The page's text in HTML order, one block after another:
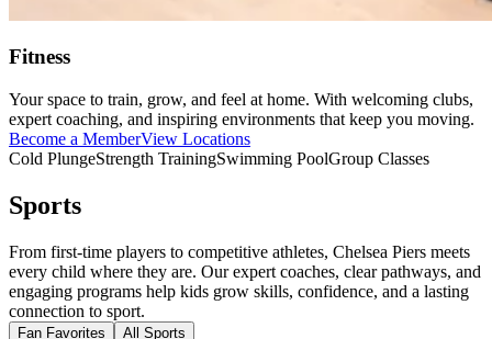
Fitness​​​​‌ ‍ ​‍​‍‌‍ ‌ ​‍‌‍‍‌‌‍‌ ‌‍‍‌‌‍ ‍​‍​‍​ ‍‍​‍​‍‌ ​ ‌‍​‌‌‍ ‍‌‍‍‌‌ ‌​‌ ‍‌​‍ ‍‌‍‍‌‌‍ ​‍​‍​‍ ​​‍​‍‌‍‍​‌ ​‍‌‍‌‌‌‍‌‍​‍​‍​ ‍‍​‍​‍‌‍‍​‌ ‌​‌ ‌​‌ ​​‌ ​ ​ ‍‍​‍ ​‍ ‌‍​ ‌‍‍​‌‍‌‌‌‍ ​‌ ​ ‌‍‌‌‌‍​‌‌ ​​‌‍‍‌‌‍‌‌‌ ​‍‌ ​ ​‍ ‍‌ ​ ‌‍​‌‌‍ ‍‌‍‍‌‌ ‌​‌ ‍‌​‍ ‍‌ ​ ‌ ‌​‌ ‌‌‌‍‌​‌‍‍‌‌‍ ​‍ ‌‍‍‌‌‍ ‍‌ ‌​‌‍‌‌‌‍ ‍‌ ‌​​‍ ‌‍‌‌‌‍‌​‌‍‍‌‌ ‌​​‍ ‌‍ ‌‌‍ ‌‍‌​‌‍‌‌​ ‌‌ ​​‌ ​‍‌‍‌‌‌ ​ ‌‍‌‌‌‍ ‍‌ ‌​‌‍​‌‌ ‌​‌‍‍‌‌‍ ‌‍ ‍​ ‍ ‌‍‍‌‌‍‌​​ ‌‌‍‍​‌‍ ‌‍ ‌‌‍‌‌‌‌​​‌‍​‌‌‍‌ ‌‍‌‌​ ‍ ‌ ‌​‌ ‍‌‌ ​​‌‍‌‌​ ‌‌‍‍​‌‍ ‌‍ ‌‌‍‌‌‌‌​​‌‍​‌‌‍‌ ‌‍‌‌​ ‍ ‌ ​​‌‍​‌‌ ‌​‌‍‍​​ ‌‌ ​​‌‍​‌‌‍‌ ‌‍‌‌‌​​‍‌ ‌‌‌‍‍‌‌‍ ​‌‍‌​‌‍‌‌‌ ​‍​‍‌‌​ ‌‌‌​​‍‌‌ ‌‍‍ ‌‍‌‌‌ ‍‌​‍‌‌​ ​ ‌​‌​​‍‌‌​ ​ ‌​‌​​‍‌‌​ ​‍​ ​‍‌‍‌‍‌‍‌​​ ​ ​ ‍‌‌‍‌​‌‍‌​​ ​‌‌‍​‍‌‍​ ​ ‌‍‌‍‌‍​ ​ ​‍‌‌​ ​‍​ ​‍​‍‌‌​ ‌‌‌​‌​​‍ ‍‌ ‌​‌‍‍‌‌ ‌​‌‍ ​‌‍‌‌​ ‌‍​‍‌‍​‌‌ ​ ‌‍‌‌‌‌‌‌‌ ​‍‌‍ ​​ ‌‌‍‍​‌ ‌​‌ ‌​‌ ​​‌ ​ ​‍‌‌​ ​ ‌​​‌​‍‌‌​ ​‍‌​‌‍​‍‌‌​ ​‍‌​‌‍‌‍​ ‌‍‍​‌‍‌‌‌‍ ​‌ ​ ‌‍‌‌‌‍​‌‌ ​​‌‍‍‌‌‍‌‌‌ ​‍‌ ​ ​‍ ‍‌ ​ ‌‍​‌‌‍ ‍‌‍‍‌‌ ‌​‌ ‍‌​‍ ‍‌ ​ ‌ ‌​‌ ‌‌‌‍‌​‌‍‍‌‌‍ ​‍‌‍‌‍‍‌‌‍‌​​ ‌‌‍‍​‌‍ ‌‍ ‌‌‍‌‌‌‌​​‌‍​‌‌‍‌ ‌‍‌‌​‍‌‍‌ ‌​‌ ‍‌‌ ​​‌‍‌‌​ ‌‌‍‍​‌‍ ‌‍ ‌‌‍‌‌‌‌​​‌‍​‌‌‍‌ ‌‍‌‌​‍‌‍‌ ​​‌‍​‌‌ ‌​‌‍‍​​ ‌‌ ​​‌‍​‌‌‍‌ ‌‍‌‌‌​​‍‌ ‌‌‌‍‍‌‌‍ ​‌‍‌​‌‍‌‌‌ ​‍​‍‌‌​ ‌‌‌​​‍‌‌ ‌‍‍ ‌‍‌‌‌ ‍‌​‍‌‌​ ​ ‌​‌​​‍‌‌​ ​ ‌​‌​​‍‌‌​ ​‍​ ​‍‌‍‌‍‌‍‌​​ ​ ​ ‍‌‌‍‌​‌‍‌​​ ​‌‌‍​‍‌‍​ ​ ‌‍‌‍‌‍​ ​ ​‍‌‌​ ​‍​ ​‍​‍‌‌​ ‌‌‌​‌​​‍ ‍‌ ‌​‌‍‍‌‌ ‌​‌‍ ​‌‍‌‌​‍‌‍‌ ​​‌‍‌‌‌ ​‍‌ ​ ‌ ​​‌‍‌‌‌‍​ ‌ ‌​‌‍‍‌‌ ‌‍‌‍‌‌​ ‌‌ ​​‌ ‌‌‌‍​‍‌‍ ​‌‍‍‌‌ ​ ‌‍‍​‌‍‌‌‌‍‌​​‍​‍‌ ‌
Your space to train, grow, and feel at home. With welcoming clubs,
expert coaching, and inspiring environments that keep you moving.​​​​‌ ‍ ​‍​‍‌‍ ‌ ​‍‌‍‍‌‌‍‌ ‌‍‍‌‌‍ ‍​‍​‍​ ‍‍​‍​‍‌ ​ ‌‍​‌‌‍ ‍‌‍‍‌‌ ‌​‌ ‍‌​‍ ‍‌‍‍‌‌‍ ​‍​‍​‍ ​​‍​‍‌‍‍​‌ ​‍‌‍‌‌‌‍‌‍​‍​‍​ ‍‍​‍​‍‌‍‍​‌ ‌​‌ ‌​‌ ​​‌ ​ ​ ‍‍​‍ ​‍ ‌‍​ ‌‍‍​‌‍‌‌‌‍ ​‌ ​ ‌‍‌‌‌‍​‌‌ ​​‌‍‍‌‌‍‌‌‌ ​‍‌ ​ ​‍ ‍‌ ​ ‌‍​‌‌‍ ‍‌‍‍‌‌ ‌​‌ ‍‌​‍ ‍‌ ​ ‌ ‌​‌ ‌‌‌‍‌​‌‍‍‌‌‍ ​‍ ‌‍‍‌‌‍ ‍‌ ‌​‌‍‌‌‌‍ ‍‌ ‌​​‍ ‌‍‌‌‌‍‌​‌‍‍‌‌ ‌​​‍ ‌‍ ‌‌‍ ‌‍‌​‌‍‌‌​ ‌‌ ​​‌ ​‍‌‍‌‌‌ ​ ‌‍‌‌‌‍ ‍‌ ‌​‌‍​‌‌ ‌​‌‍‍‌‌‍ ‌‍ ‍​ ‍ ‌‍‍‌‌‍‌​​ ‌‌‍‍​‌‍ ‌‍ ‌‌‍‌‌‌‌​​‌‍​‌‌‍‌ ‌‍‌‌​ ‍ ‌ ‌​‌ ‍‌‌ ​​‌‍‌‌​ ‌‌‍‍​‌‍ ‌‍ ‌‌‍‌‌‌‌​​‌‍​‌‌‍‌ ‌‍‌‌​ ‍ ‌ ​​‌‍​‌‌ ‌​‌‍‍​​ ‌‌ ​​‌‍​‌‌‍‌ ‌‍‌‌‌​​‍‌ ‌‌‌‍‍‌‌‍ ​‌‍‌​‌‍‌‌‌ ​‍​‍‌‌​ ‌‌‌​​‍‌‌ ‌‍‍ ‌‍‌‌‌ ‍‌​‍‌‌​ ​ ‌​‌​​‍‌‌​ ​ ‌​‌​​‍‌‌​ ​‍​ ​‍‌‍‌‍‌‍‌​​ ​ ​ ‍‌‌‍‌​‌‍‌​​ ​‌‌‍​‍‌‍​ ​ ‌‍‌‍‌‍​ ​ ​‍‌‌​ ​‍​ ​‍​‍‌‌​ ‌‌‌​‌​​‍ ‍‌‍‌​‌‍‌‌‌ ​ ‌‍​ ‌ ​‍‌‍‍‌‌ ​​‌ ‌​‌‍‍‌‌‍ ‌‍ ‍​ ‌‍​‍‌‍​‌‌ ​ ‌‍‌‌‌‌‌‌‌ ​‍‌‍ ​​ ‌‌‍‍​‌ ‌​‌ ‌​‌ ​​‌ ​ ​‍‌‌​ ​ ‌​​‌​‍‌‌​ ​‍‌​‌‍​‍‌‌​ ​‍‌​‌‍‌‍​ ‌‍‍​‌‍‌‌‌‍ ​‌ ​ ‌‍‌‌‌‍​‌‌ ​​‌‍‍‌‌‍‌‌‌ ​‍‌ ​ ​‍ ‍‌ ​ ‌‍​‌‌‍ ‍‌‍‍‌‌ ‌​‌ ‍‌​‍ ‍‌ ​ ‌ ‌​‌ ‌‌‌‍‌​‌‍‍‌‌‍ ​‍‌‍‌‍‍‌‌‍‌​​ ‌‌‍‍​‌‍ ‌‍ ‌‌‍‌‌‌‌​​‌‍​‌‌‍‌ ‌‍‌‌​‍‌‍‌ ‌​‌ ‍‌‌ ​​‌‍‌‌​ ‌‌‍‍​‌‍ ‌‍ ‌‌‍‌‌‌‌​​‌‍​‌‌‍‌ ‌‍‌‌​‍‌‍‌ ​​‌‍​‌‌ ‌​‌‍‍​​ ‌‌ ​​‌‍​‌‌‍‌ ‌‍‌‌‌​​‍‌ ‌‌‌‍‍‌‌‍ ​‌‍‌​‌‍‌‌‌ ​‍​‍‌‌​ ‌‌‌​​‍‌‌ ‌‍‍ ‌‍‌‌‌ ‍‌​‍‌‌​ ​ ‌​‌​​‍‌‌​ ​ ‌​‌​​‍‌‌​ ​‍​ ​‍‌‍‌‍‌‍‌​​ ​ ​ ‍‌‌‍‌​‌‍‌​​ ​‌‌‍​‍‌‍​ ​ ‌‍‌‍‌‍​ ​ ​‍‌‌​ ​‍​ ​‍​‍‌‌​ ‌‌‌​‌​​‍ ‍‌‍‌​‌‍‌‌‌ ​ ‌‍​ ‌ ​‍‌‍‍‌‌ ​​‌ ‌​‌‍‍‌‌‍ ‌‍ ‍​‍‌‍‌ ​​‌‍‌‌‌ ​‍‌ ​ ‌ ​​‌‍‌‌‌‍​ ‌ ‌​‌‍‍‌‌ ‌‍‌‍‌‌​ ‌‌ ​​‌ ‌‌‌‍​‍‌‍ ​‌‍‍‌‌ ​ ‌‍‍​‌‍‌‌‌‍‌​​‍​‍‌ ‌
Become a Member​​​​‌ ‍ ​‍​‍‌‍ ‌ ​‍‌‍‍‌‌‍‌ ‌‍‍‌‌‍ ‍​‍​‍​ ‍‍​‍​‍‌ ​ ‌‍​‌‌‍ ‍‌‍‍‌‌ ‌​‌ ‍‌​‍ ‍‌‍‍‌‌‍ ​‍​‍​‍ ​​‍​‍‌‍‍​‌ ​‍‌‍‌‌‌‍‌‍​‍​‍​ ‍‍​‍​‍‌‍‍​‌ ‌​‌ ‌​‌ ​​‌ ​ ​ ‍‍​‍ ​‍ ‌‍​ ‌‍‍​‌‍‌‌‌‍ ​‌ ​ ‌‍‌‌‌‍​‌‌ ​​‌‍‍‌‌‍‌‌‌ ​‍‌ ​ ​‍ ‍‌ ​ ‌‍​‌‌‍ ‍‌‍‍‌‌ ‌​‌ ‍‌​‍ ‍‌ ​ ‌ ‌​‌ ‌‌‌‍‌​‌‍‍‌‌‍ ​‍ ‌‍‍‌‌‍ ‍‌ ‌​‌‍‌‌‌‍ ‍‌ ‌​​‍ ‌‍‌‌‌‍‌​‌‍‍‌‌ ‌​​‍ ‌‍ ‌‌‍ ‌‍‌​‌‍‌‌​ ‌‌ ​​‌ ​‍‌‍‌‌‌ ​ ‌‍‌‌‌‍ ‍‌ ‌​‌‍​‌‌ ‌​‌‍‍‌‌‍ ‌‍ ‍​ ‍ ‌‍‍‌‌‍‌​​ ‌‌‍‍​‌‍ ‌‍ ‌‌‍‌‌‌‌​​‌‍​‌‌‍‌ ‌‍‌‌​ ‍ ‌ ‌​‌ ‍‌‌ ​​‌‍‌‌​ ‌‌‍‍​‌‍ ‌‍ ‌‌‍‌‌‌‌​​‌‍​‌‌‍‌ ‌‍‌‌​ ‍ ‌ ​​‌‍​‌‌ ‌​‌‍‍​​ ‌‌ ​​‌‍​‌‌‍‌ ‌‍‌‌‌​​‍‌ ‌‌‌‍‍‌‌‍ ​‌‍‌​‌‍‌‌‌ ​‍​‍‌‌​ ‌‌‌​​‍‌‌ ‌‍‍ ‌‍‌‌‌ ‍‌​‍‌‌​ ​ ‌​‌​​‍‌‌​ ​ ‌​‌​​‍‌‌​ ​‍​ ​‍‌‍‌‍‌‍‌​​ ​ ​ ‍‌‌‍‌​‌‍‌​​ ​‌‌‍​‍‌‍​ ​ ‌‍‌‍‌‍​ ​ ​‍‌‌​ ​‍​ ​‍​‍‌‌​ ‌‌‌​‌​​‍ ‍‌‍​‍‌ ‌‌‌ ‌​‌ ‌​‌‍ ‌‍ ‍‌ ​ ​‍‌‌​ ‌‌‌​​‍‌‌ ‌‍‍ ‌‍‌‌‌ ‍‌​‍‌‌​ ​ ‌​‌​​‍‌‌​ ​ ‌​‌​​‍‌‌​ ​‍​ ​‍​ ‌​‌‍​ ‌‍​‍​ ​​‌‍​‌​ ‌ ​ ​‍​ ​‌​ ‌ ‌‍​‌​ ‌ ‌‍‌‍​‍‌‌​ ​‍​ ​‍​‍‌‌​ ‌‌‌​‌​​‍ ‍‌ ‌​‌‍‌‌‌ ‍​‌ ‌​​ ‌‍​‍‌‍​‌‌ ​ ‌‍‌‌‌‌‌‌‌ ​‍‌‍ ​​ ‌‌‍‍​‌ ‌​‌ ‌​‌ ​​‌ ​ ​‍‌‌​ ​ ‌​​‌​‍‌‌​ ​‍‌​‌‍​‍‌‌​ ​‍‌​‌‍‌‍​ ‌‍‍​‌‍‌‌‌‍ ​‌ ​ ‌‍‌‌‌‍​‌‌ ​​‌‍‍‌‌‍‌‌‌ ​‍‌ ​ ​‍ ‍‌ ​ ‌‍​‌‌‍ ‍‌‍‍‌‌ ‌​‌ ‍‌​‍ ‍‌ ​ ‌ ‌​‌ ‌‌‌‍‌​‌‍‍‌‌‍ ​‍‌‍‌‍‍‌‌‍‌​​ ‌‌‍‍​‌‍ ‌‍ ‌‌‍‌‌‌‌​​‌‍​‌‌‍‌ ‌‍‌‌​‍‌‍‌ ‌​‌ ‍‌‌ ​​‌‍‌‌​ ‌‌‍‍​‌‍ ‌‍ ‌‌‍‌‌‌‌​​‌‍​‌‌‍‌ ‌‍‌‌​‍‌‍‌ ​​‌‍​‌‌ ‌​‌‍‍​​ ‌‌ ​​‌‍​‌‌‍‌ ‌‍‌‌‌​​‍‌ ‌‌‌‍‍‌‌‍ ​‌‍‌​‌‍‌‌‌ ​‍​‍‌‌​ ‌‌‌​​‍‌‌ ‌‍‍ ‌‍‌‌‌ ‍‌​‍‌‌​ ​ ‌​‌​​‍‌‌​ ​ ‌​‌​​‍‌‌​ ​‍​ ​‍‌‍‌‍‌‍‌​​ ​ ​ ‍‌‌‍‌​‌‍‌​​ ​‌‌‍​‍‌‍​ ​ ‌‍‌‍‌‍​ ​ ​‍‌‌​ ​‍​ ​‍​‍‌‌​ ‌‌‌​‌​​‍ ‍‌‍​‍‌ ‌‌‌ ‌​‌ ‌​‌‍ ‌‍ ‍‌ ​ ​‍‌‌​ ‌‌‌​​‍‌‌ ‌‍‍ ‌‍‌‌‌ ‍‌​‍‌‌​ ​ ‌​‌​​‍‌‌​ ​ ‌​‌​​‍‌‌​ ​‍​ ​‍​ ‌​‌‍​ ‌‍​‍​ ​​‌‍​‌​ ‌ ​ ​‍​ ​‌​ ‌ ‌‍​‌​ ‌ ‌‍‌‍​‍‌‌​ ​‍​ ​‍​‍‌‌​ ‌‌‌​‌​​‍ ‍‌ ‌​‌‍‌‌‌ ‍​‌ ‌​​‍‌‍‌ ​​‌‍‌‌‌ ​‍‌ ​ ‌ ​​‌‍‌‌‌‍​ ‌ ‌​‌‍‍‌‌ ‌‍‌‍‌‌​ ‌‌ ​​‌ ‌‌‌‍​‍‌‍ ​‌‍‍‌‌ ​ ‌‍‍​‌‍‌‌‌‍‌​​‍​‍‌ ‌View Locations​​​​‌ ‍ ​‍​‍‌‍ ‌ ​‍‌‍‍‌‌‍‌ ‌‍‍‌‌‍ ‍​‍​‍​ ‍‍​‍​‍‌ ​ ‌‍​‌‌‍ ‍‌‍‍‌‌ ‌​‌ ‍‌​‍ ‍‌‍‍‌‌‍ ​‍​‍​‍ ​​‍​‍‌‍‍​‌ ​‍‌‍‌‌‌‍‌‍​‍​‍​ ‍‍​‍​‍‌‍‍​‌ ‌​‌ ‌​‌ ​​‌ ​ ​ ‍‍​‍ ​‍ ‌‍​ ‌‍‍​‌‍‌‌‌‍ ​‌ ​ ‌‍‌‌‌‍​‌‌ ​​‌‍‍‌‌‍‌‌‌ ​‍‌ ​ ​‍ ‍‌ ​ ‌‍​‌‌‍ ‍‌‍‍‌‌ ‌​‌ ‍‌​‍ ‍‌ ​ ‌ ‌​‌ ‌‌‌‍‌​‌‍‍‌‌‍ ​‍ ‌‍‍‌‌‍ ‍‌ ‌​‌‍‌‌‌‍ ‍‌ ‌​​‍ ‌‍‌‌‌‍‌​‌‍‍‌‌ ‌​​‍ ‌‍ ‌‌‍ ‌‍‌​‌‍‌‌​ ‌‌ ​​‌ ​‍‌‍‌‌‌ ​ ‌‍‌‌‌‍ ‍‌ ‌​‌‍​‌‌ ‌​‌‍‍‌‌‍ ‌‍ ‍​ ‍ ‌‍‍‌‌‍‌​​ ‌‌‍‍​‌‍ ‌‍ ‌‌‍‌‌‌‌​​‌‍​‌‌‍‌ ‌‍‌‌​ ‍ ‌ ‌​‌ ‍‌‌ ​​‌‍‌‌​ ‌‌‍‍​‌‍ ‌‍ ‌‌‍‌‌‌‌​​‌‍​‌‌‍‌ ‌‍‌‌​ ‍ ‌ ​​‌‍​‌‌ ‌​‌‍‍​​ ‌‌ ​​‌‍​‌‌‍‌ ‌‍‌‌‌​​‍‌ ‌‌‌‍‍‌‌‍ ​‌‍‌​‌‍‌‌‌ ​‍​‍‌‌​ ‌‌‌​​‍‌‌ ‌‍‍ ‌‍‌‌‌ ‍‌​‍‌‌​ ​ ‌​‌​​‍‌‌​ ​ ‌​‌​​‍‌‌​ ​‍​ ​‍‌‍‌‍‌‍‌​​ ​ ​ ‍‌‌‍‌​‌‍‌​​ ​‌‌‍​‍‌‍​ ​ ‌‍‌‍‌‍​ ​ ​‍‌‌​ ​‍​ ​‍​‍‌‌​ ‌‌‌​‌​​‍ ‍‌‍​‍‌ ‌‌‌ ‌​‌ ‌​‌‍ ‌‍ ‍‌ ​ ​‍‌‌​ ‌‌‌​​‍‌‌ ‌‍‍ ‌‍‌‌‌ ‍‌​‍‌‌​ ​ ‌​‌​​‍‌‌​ ​ ‌​‌​​‍‌‌​ ​‍​ ​‍‌‍​‌‌‍​‌​ ‌​​ ‌​​ ​ ​ ​ ‌‍‌​​ ‌ ​ ‌‍‌‍​‌​ ‌ ​ ‌‌‌‍‌​​ ‍‌‌‍‌​​ ‌​​ ‌‍‌‍‌​​ ​​‌‍‌‍​ ‍​‌‍​‌‌‍‌‌‌‍‌​‌‍‌‍​ ‍​‌‍‌‍​ ‍‌‌‍‌​​ ​‍​ ​‌​ ‌​​‍‌‌​ ​‍​ ​‍​‍‌‌​ ‌‌‌​‌​​‍ ‍‌ ‌​‌‍‌‌‌ ‍​‌ ‌​​ ‌‍​‍‌‍​‌‌ ​ ‌‍‌‌‌‌‌‌‌ ​‍‌‍ ​​ ‌‌‍‍​‌ ‌​‌ ‌​‌ ​​‌ ​ ​‍‌‌​ ​ ‌​​‌​‍‌‌​ ​‍‌​‌‍​‍‌‌​ ​‍‌​‌‍‌‍​ ‌‍‍​‌‍‌‌‌‍ ​‌ ​ ‌‍‌‌‌‍​‌‌ ​​‌‍‍‌‌‍‌‌‌ ​‍‌ ​ ​‍ ‍‌ ​ ‌‍​‌‌‍ ‍‌‍‍‌‌ ‌​‌ ‍‌​‍ ‍‌ ​ ‌ ‌​‌ ‌‌‌‍‌​‌‍‍‌‌‍ ​‍‌‍‌‍‍‌‌‍‌​​ ‌‌‍‍​‌‍ ‌‍ ‌‌‍‌‌‌‌​​‌‍​‌‌‍‌ ‌‍‌‌​‍‌‍‌ ‌​‌ ‍‌‌ ​​‌‍‌‌​ ‌‌‍‍​‌‍ ‌‍ ‌‌‍‌‌‌‌​​‌‍​‌‌‍‌ ‌‍‌‌​‍‌‍‌ ​​‌‍​‌‌ ‌​‌‍‍​​ ‌‌ ​​‌‍​‌‌‍‌ ‌‍‌‌‌​​‍‌ ‌‌‌‍‍‌‌‍ ​‌‍‌​‌‍‌‌‌ ​‍​‍‌‌​ ‌‌‌​​‍‌‌ ‌‍‍ ‌‍‌‌‌ ‍‌​‍‌‌​ ​ ‌​‌​​‍‌‌​ ​ ‌​‌​​‍‌‌​ ​‍​ ​‍‌‍‌‍‌‍‌​​ ​ ​ ‍‌‌‍‌​‌‍‌​​ ​‌‌‍​‍‌‍​ ​ ‌‍‌‍‌‍​ ​ ​‍‌‌​ ​‍​ ​‍​‍‌‌​ ‌‌‌​‌​​‍ ‍‌‍​‍‌ ‌‌‌ ‌​‌ ‌​‌‍ ‌‍ ‍‌ ​ ​‍‌‌​ ‌‌‌​​‍‌‌ ‌‍‍ ‌‍‌‌‌ ‍‌​‍‌‌​ ​ ‌​‌​​‍‌‌​ ​ ‌​‌​​‍‌‌​ ​‍​ ​‍‌‍​‌‌‍​‌​ ‌​​ ‌​​ ​ ​ ​ ‌‍‌​​ ‌ ​ ‌‍‌‍​‌​ ‌ ​ ‌‌‌‍‌​​ ‍‌‌‍‌​​ ‌​​ ‌‍‌‍‌​​ ​​‌‍‌‍​ ‍​‌‍​‌‌‍‌‌‌‍‌​‌‍‌‍​ ‍​‌‍‌‍​ ‍‌‌‍‌​​ ​‍​ ​‌​ ‌​​‍‌‌​ ​‍​ ​‍​‍‌‌​ ‌‌‌​‌​​‍ ‍‌ ‌​‌‍‌‌‌ ‍​‌ ‌​​‍‌‍‌ ​​‌‍‌‌‌ ​‍‌ ​ ‌ ​​‌‍‌‌‌‍​ ‌ ‌​‌‍‍‌‌ ‌‍‌‍‌‌​ ‌‌ ​​‌ ‌‌‌‍​‍‌‍ ​‌‍‍‌‌ ​ ‌‍‍​‌‍‌‌‌‍‌​​‍​‍‌ ‌
Cold Plunge​​​​‌ ‍ ​‍​‍‌‍ ‌ ​‍‌‍‍‌‌‍‌ ‌‍‍‌‌‍ ‍​‍​‍​ ‍‍​‍​‍‌ ​ ‌‍​‌‌‍ ‍‌‍‍‌‌ ‌​‌ ‍‌​‍ ‍‌‍‍‌‌‍ ​‍​‍​‍ ​​‍​‍‌‍‍​‌ ​‍‌‍‌‌‌‍‌‍​‍​‍​ ‍‍​‍​‍‌‍‍​‌ ‌​‌ ‌​‌ ​​‌ ​ ​ ‍‍​‍ ​‍ ‌‍​ ‌‍‍​‌‍‌‌‌‍ ​‌ ​ ‌‍‌‌‌‍​‌‌ ​​‌‍‍‌‌‍‌‌‌ ​‍‌ ​ ​‍ ‍‌ ​ ‌‍​‌‌‍ ‍‌‍‍‌‌ ‌​‌ ‍‌​‍ ‍‌ ​ ‌ ‌​‌ ‌‌‌‍‌​‌‍‍‌‌‍ ​‍ ‌‍‍‌‌‍ ‍‌ ‌​‌‍‌‌‌‍ ‍‌ ‌​​‍ ‌‍‌‌‌‍‌​‌‍‍‌‌ ‌​​‍ ‌‍ ‌‌‍ ‌‍‌​‌‍‌‌​ ‌‌ ​​‌ ​‍‌‍‌‌‌ ​ ‌‍‌‌‌‍ ‍‌ ‌​‌‍​‌‌ ‌​‌‍‍‌‌‍ ‌‍ ‍​ ‍ ‌‍‍‌‌‍‌​​ ‌‌‍‍​‌‍ ‌‍ ‌‌‍‌‌‌‌​​‌‍​‌‌‍‌ ‌‍‌‌​ ‍ ‌ ‌​‌ ‍‌‌ ​​‌‍‌‌​ ‌‌‍‍​‌‍ ‌‍ ‌‌‍‌‌‌‌​​‌‍​‌‌‍‌ ‌‍‌‌​ ‍ ‌ ​​‌‍​‌‌ ‌​‌‍‍​​ ‌‌ ​​‌‍​‌‌‍‌ ‌‍‌‌‌​​‍‌ ‌‌‌‍‍‌‌‍ ​‌‍‌​‌‍‌‌‌ ​‍​‍‌‌​ ‌‌‌​​‍‌‌ ‌‍‍ ‌‍‌‌‌ ‍‌​‍‌‌​ ​ ‌​‌​​‍‌‌​ ​ ‌​‌​​‍‌‌​ ​‍​ ​‍‌‍‌‍‌‍‌​​ ​ ​ ‍‌‌‍‌​‌‍‌​​ ​‌‌‍​‍‌‍​ ​ ‌‍‌‍‌‍​ ​ ​‍‌‌​ ​‍​ ​‍​‍‌‌​ ‌‌‌​‌​​‍ ‍‌ ‌​‌‍​‌‌‍‌ ‌ ​ ​‍‌‌​ ‌‌‌​​‍​ ​​​‍‌‌​ ‌‌‌​‌​​ ‌‍​‍‌‍​‌‌ ​ ‌‍‌‌‌‌‌‌‌ ​‍‌‍ ​​ ‌‌‍‍​‌ ‌​‌ ‌​‌ ​​‌ ​ ​‍‌‌​ ​ ‌​​‌​‍‌‌​ ​‍‌​‌‍​‍‌‌​ ​‍‌​‌‍‌‍​ ‌‍‍​‌‍‌‌‌‍ ​‌ ​ ‌‍‌‌‌‍​‌‌ ​​‌‍‍‌‌‍‌‌‌ ​‍‌ ​ ​‍ ‍‌ ​ ‌‍​‌‌‍ ‍‌‍‍‌‌ ‌​‌ ‍‌​‍ ‍‌ ​ ‌ ‌​‌ ‌‌‌‍‌​‌‍‍‌‌‍ ​‍‌‍‌‍‍‌‌‍‌​​ ‌‌‍‍​‌‍ ‌‍ ‌‌‍‌‌‌‌​​‌‍​‌‌‍‌ ‌‍‌‌​‍‌‍‌ ‌​‌ ‍‌‌ ​​‌‍‌‌​ ‌‌‍‍​‌‍ ‌‍ ‌‌‍‌‌‌‌​​‌‍​‌‌‍‌ ‌‍‌‌​‍‌‍‌ ​​‌‍​‌‌ ‌​‌‍‍​​ ‌‌ ​​‌‍​‌‌‍‌ ‌‍‌‌‌​​‍‌ ‌‌‌‍‍‌‌‍ ​‌‍‌​‌‍‌‌‌ ​‍​‍‌‌​ ‌‌‌​​‍‌‌ ‌‍‍ ‌‍‌‌‌ ‍‌​‍‌‌​ ​ ‌​‌​​‍‌‌​ ​ ‌​‌​​‍‌‌​ ​‍​ ​‍‌‍‌‍‌‍‌​​ ​ ​ ‍‌‌‍‌​‌‍‌​​ ​‌‌‍​‍‌‍​ ​ ‌‍‌‍‌‍​ ​ ​‍‌‌​ ​‍​ ​‍​‍‌‌​ ‌‌‌​‌​​‍ ‍‌ ‌​‌‍​‌‌‍‌ ‌ ​ ​‍‌‌​ ‌‌‌​​‍​ ​​​‍‌‌​ ‌‌‌​‌​​‍‌‍‌ ​​‌‍‌‌‌ ​‍‌ ​ ‌ ​​‌‍‌‌‌‍​ ‌ ‌​‌‍‍‌‌ ‌‍‌‍‌‌​ ‌‌ ​​‌ ‌‌‌‍​‍‌‍ ​‌‍‍‌‌ ​ ‌‍‍​‌‍‌‌‌‍‌​​‍​‍‌ ‌Strength Training​​​​‌ ‍ ​‍​‍‌‍ ‌ ​‍‌‍‍‌‌‍‌ ‌‍‍‌‌‍ ‍​‍​‍​ ‍‍​‍​‍‌ ​ ‌‍​‌‌‍ ‍‌‍‍‌‌ ‌​‌ ‍‌​‍ ‍‌‍‍‌‌‍ ​‍​‍​‍ ​​‍​‍‌‍‍​‌ ​‍‌‍‌‌‌‍‌‍​‍​‍​ ‍‍​‍​‍‌‍‍​‌ ‌​‌ ‌​‌ ​​‌ ​ ​ ‍‍​‍ ​‍ ‌‍​ ‌‍‍​‌‍‌‌‌‍ ​‌ ​ ‌‍‌‌‌‍​‌‌ ​​‌‍‍‌‌‍‌‌‌ ​‍‌ ​ ​‍ ‍‌ ​ ‌‍​‌‌‍ ‍‌‍‍‌‌ ‌​‌ ‍‌​‍ ‍‌ ​ ‌ ‌​‌ ‌‌‌‍‌​‌‍‍‌‌‍ ​‍ ‌‍‍‌‌‍ ‍‌ ‌​‌‍‌‌‌‍ ‍‌ ‌​​‍ ‌‍‌‌‌‍‌​‌‍‍‌‌ ‌​​‍ ‌‍ ‌‌‍ ‌‍‌​‌‍‌‌​ ‌‌ ​​‌ ​‍‌‍‌‌‌ ​ ‌‍‌‌‌‍ ‍‌ ‌​‌‍​‌‌ ‌​‌‍‍‌‌‍ ‌‍ ‍​ ‍ ‌‍‍‌‌‍‌​​ ‌‌‍‍​‌‍ ‌‍ ‌‌‍‌‌‌‌​​‌‍​‌‌‍‌ ‌‍‌‌​ ‍ ‌ ‌​‌ ‍‌‌ ​​‌‍‌‌​ ‌‌‍‍​‌‍ ‌‍ ‌‌‍‌‌‌‌​​‌‍​‌‌‍‌ ‌‍‌‌​ ‍ ‌ ​​‌‍​‌‌ ‌​‌‍‍​​ ‌‌ ​​‌‍​‌‌‍‌ ‌‍‌‌‌​​‍‌ ‌‌‌‍‍‌‌‍ ​‌‍‌​‌‍‌‌‌ ​‍​‍‌‌​ ‌‌‌​​‍‌‌ ‌‍‍ ‌‍‌‌‌ ‍‌​‍‌‌​ ​ ‌​‌​​‍‌‌​ ​ ‌​‌​​‍‌‌​ ​‍​ ​‍‌‍‌‍‌‍‌​​ ​ ​ ‍‌‌‍‌​‌‍‌​​ ​‌‌‍​‍‌‍​ ​ ‌‍‌‍‌‍​ ​ ​‍‌‌​ ​‍​ ​‍​‍‌‌​ ‌‌‌​‌​​‍ ‍‌ ‌​‌‍​‌‌‍‌ ‌ ​ ​‍‌‌​ ‌‌‌​​‍​ ​‌​‍‌‌​ ‌‌‌​‌​​ ‌‍​‍‌‍​‌‌ ​ ‌‍‌‌‌‌‌‌‌ ​‍‌‍ ​​ ‌‌‍‍​‌ ‌​‌ ‌​‌ ​​‌ ​ ​‍‌‌​ ​ ‌​​‌​‍‌‌​ ​‍‌​‌‍​‍‌‌​ ​‍‌​‌‍‌‍​ ‌‍‍​‌‍‌‌‌‍ ​‌ ​ ‌‍‌‌‌‍​‌‌ ​​‌‍‍‌‌‍‌‌‌ ​‍‌ ​ ​‍ ‍‌ ​ ‌‍​‌‌‍ ‍‌‍‍‌‌ ‌​‌ ‍‌​‍ ‍‌ ​ ‌ ‌​‌ ‌‌‌‍‌​‌‍‍‌‌‍ ​‍‌‍‌‍‍‌‌‍‌​​ ‌‌‍‍​‌‍ ‌‍ ‌‌‍‌‌‌‌​​‌‍​‌‌‍‌ ‌‍‌‌​‍‌‍‌ ‌​‌ ‍‌‌ ​​‌‍‌‌​ ‌‌‍‍​‌‍ ‌‍ ‌‌‍‌‌‌‌​​‌‍​‌‌‍‌ ‌‍‌‌​‍‌‍‌ ​​‌‍​‌‌ ‌​‌‍‍​​ ‌‌ ​​‌‍​‌‌‍‌ ‌‍‌‌‌​​‍‌ ‌‌‌‍‍‌‌‍ ​‌‍‌​‌‍‌‌‌ ​‍​‍‌‌​ ‌‌‌​​‍‌‌ ‌‍‍ ‌‍‌‌‌ ‍‌​‍‌‌​ ​ ‌​‌​​‍‌‌​ ​ ‌​‌​​‍‌‌​ ​‍​ ​‍‌‍‌‍‌‍‌​​ ​ ​ ‍‌‌‍‌​‌‍‌​​ ​‌‌‍​‍‌‍​ ​ ‌‍‌‍‌‍​ ​ ​‍‌‌​ ​‍​ ​‍​‍‌‌​ ‌‌‌​‌​​‍ ‍‌ ‌​‌‍​‌‌‍‌ ‌ ​ ​‍‌‌​ ‌‌‌​​‍​ ​‌​‍‌‌​ ‌‌‌​‌​​‍‌‍‌ ​​‌‍‌‌‌ ​‍‌ ​ ‌ ​​‌‍‌‌‌‍​ ‌ ‌​‌‍‍‌‌ ‌‍‌‍‌‌​ ‌‌ ​​‌ ‌‌‌‍​‍‌‍ ​‌‍‍‌‌ ​ ‌‍‍​‌‍‌‌‌‍‌​​‍​‍‌ ‌Swimming Pool​​​​‌ ‍ ​‍​‍‌‍ ‌ ​‍‌‍‍‌‌‍‌ ‌‍‍‌‌‍ ‍​‍​‍​ ‍‍​‍​‍‌ ​ ‌‍​‌‌‍ ‍‌‍‍‌‌ ‌​‌ ‍‌​‍ ‍‌‍‍‌‌‍ ​‍​‍​‍ ​​‍​‍‌‍‍​‌ ​‍‌‍‌‌‌‍‌‍​‍​‍​ ‍‍​‍​‍‌‍‍​‌ ‌​‌ ‌​‌ ​​‌ ​ ​ ‍‍​‍ ​‍ ‌‍​ ‌‍‍​‌‍‌‌‌‍ ​‌ ​ ‌‍‌‌‌‍​‌‌ ​​‌‍‍‌‌‍‌‌‌ ​‍‌ ​ ​‍ ‍‌ ​ ‌‍​‌‌‍ ‍‌‍‍‌‌ ‌​‌ ‍‌​‍ ‍‌ ​ ‌ ‌​‌ ‌‌‌‍‌​‌‍‍‌‌‍ ​‍ ‌‍‍‌‌‍ ‍‌ ‌​‌‍‌‌‌‍ ‍‌ ‌​​‍ ‌‍‌‌‌‍‌​‌‍‍‌‌ ‌​​‍ ‌‍ ‌‌‍ ‌‍‌​‌‍‌‌​ ‌‌ ​​‌ ​‍‌‍‌‌‌ ​ ‌‍‌‌‌‍ ‍‌ ‌​‌‍​‌‌ ‌​‌‍‍‌‌‍ ‌‍ ‍​ ‍ ‌‍‍‌‌‍‌​​ ‌‌‍‍​‌‍ ‌‍ ‌‌‍‌‌‌‌​​‌‍​‌‌‍‌ ‌‍‌‌​ ‍ ‌ ‌​‌ ‍‌‌ ​​‌‍‌‌​ ‌‌‍‍​‌‍ ‌‍ ‌‌‍‌‌‌‌​​‌‍​‌‌‍‌ ‌‍‌‌​ ‍ ‌ ​​‌‍​‌‌ ‌​‌‍‍​​ ‌‌ ​​‌‍​‌‌‍‌ ‌‍‌‌‌​​‍‌ ‌‌‌‍‍‌‌‍ ​‌‍‌​‌‍‌‌‌ ​‍​‍‌‌​ ‌‌‌​​‍‌‌ ‌‍‍ ‌‍‌‌‌ ‍‌​‍‌‌​ ​ ‌​‌​​‍‌‌​ ​ ‌​‌​​‍‌‌​ ​‍​ ​‍‌‍‌‍‌‍‌​​ ​ ​ ‍‌‌‍‌​‌‍‌​​ ​‌‌‍​‍‌‍​ ​ ‌‍‌‍‌‍​ ​ ​‍‌‌​ ​‍​ ​‍​‍‌‌​ ‌‌‌​‌​​‍ ‍‌ ‌​‌‍​‌‌‍‌ ‌ ​ ​‍‌‌​ ‌‌‌​​‍​ ​‍​‍‌‌​ ‌‌‌​‌​​ ‌‍​‍‌‍​‌‌ ​ ‌‍‌‌‌‌‌‌‌ ​‍‌‍ ​​ ‌‌‍‍​‌ ‌​‌ ‌​‌ ​​‌ ​ ​‍‌‌​ ​ ‌​​‌​‍‌‌​ ​‍‌​‌‍​‍‌‌​ ​‍‌​‌‍‌‍​ ‌‍‍​‌‍‌‌‌‍ ​‌ ​ ‌‍‌‌‌‍​‌‌ ​​‌‍‍‌‌‍‌‌‌ ​‍‌ ​ ​‍ ‍‌ ​ ‌‍​‌‌‍ ‍‌‍‍‌‌ ‌​‌ ‍‌​‍ ‍‌ ​ ‌ ‌​‌ ‌‌‌‍‌​‌‍‍‌‌‍ ​‍‌‍‌‍‍‌‌‍‌​​ ‌‌‍‍​‌‍ ‌‍ ‌‌‍‌‌‌‌​​‌‍​‌‌‍‌ ‌‍‌‌​‍‌‍‌ ‌​‌ ‍‌‌ ​​‌‍‌‌​ ‌‌‍‍​‌‍ ‌‍ ‌‌‍‌‌‌‌​​‌‍​‌‌‍‌ ‌‍‌‌​‍‌‍‌ ​​‌‍​‌‌ ‌​‌‍‍​​ ‌‌ ​​‌‍​‌‌‍‌ ‌‍‌‌‌​​‍‌ ‌‌‌‍‍‌‌‍ ​‌‍‌​‌‍‌‌‌ ​‍​‍‌‌​ ‌‌‌​​‍‌‌ ‌‍‍ ‌‍‌‌‌ ‍‌​‍‌‌​ ​ ‌​‌​​‍‌‌​ ​ ‌​‌​​‍‌‌​ ​‍​ ​‍‌‍‌‍‌‍‌​​ ​ ​ ‍‌‌‍‌​‌‍‌​​ ​‌‌‍​‍‌‍​ ​ ‌‍‌‍‌‍​ ​ ​‍‌‌​ ​‍​ ​‍​‍‌‌​ ‌‌‌​‌​​‍ ‍‌ ‌​‌‍​‌‌‍‌ ‌ ​ ​‍‌‌​ ‌‌‌​​‍​ ​‍​‍‌‌​ ‌‌‌​‌​​‍‌‍‌ ​​‌‍‌‌‌ ​‍‌ ​ ‌ ​​‌‍‌‌‌‍​ ‌ ‌​‌‍‍‌‌ ‌‍‌‍‌‌​ ‌‌ ​​‌ ‌‌‌‍​‍‌‍ ​‌‍‍‌‌ ​ ‌‍‍​‌‍‌‌‌‍‌​​‍​‍‌ ‌Group Classes​​​​‌ ‍ ​‍​‍‌‍ ‌ ​‍‌‍‍‌‌‍‌ ‌‍‍‌‌‍ ‍​‍​‍​ ‍‍​‍​‍‌ ​ ‌‍​‌‌‍ ‍‌‍‍‌‌ ‌​‌ ‍‌​‍ ‍‌‍‍‌‌‍ ​‍​‍​‍ ​​‍​‍‌‍‍​‌ ​‍‌‍‌‌‌‍‌‍​‍​‍​ ‍‍​‍​‍‌‍‍​‌ ‌​‌ ‌​‌ ​​‌ ​ ​ ‍‍​‍ ​‍ ‌‍​ ‌‍‍​‌‍‌‌‌‍ ​‌ ​ ‌‍‌‌‌‍​‌‌ ​​‌‍‍‌‌‍‌‌‌ ​‍‌ ​ ​‍ ‍‌ ​ ‌‍​‌‌‍ ‍‌‍‍‌‌ ‌​‌ ‍‌​‍ ‍‌ ​ ‌ ‌​‌ ‌‌‌‍‌​‌‍‍‌‌‍ ​‍ ‌‍‍‌‌‍ ‍‌ ‌​‌‍‌‌‌‍ ‍‌ ‌​​‍ ‌‍‌‌‌‍‌​‌‍‍‌‌ ‌​​‍ ‌‍ ‌‌‍ ‌‍‌​‌‍‌‌​ ‌‌ ​​‌ ​‍‌‍‌‌‌ ​ ‌‍‌‌‌‍ ‍‌ ‌​‌‍​‌‌ ‌​‌‍‍‌‌‍ ‌‍ ‍​ ‍ ‌‍‍‌‌‍‌​​ ‌‌‍‍​‌‍ ‌‍ ‌‌‍‌‌‌‌​​‌‍​‌‌‍‌ ‌‍‌‌​ ‍ ‌ ‌​‌ ‍‌‌ ​​‌‍‌‌​ ‌‌‍‍​‌‍ ‌‍ ‌‌‍‌‌‌‌​​‌‍​‌‌‍‌ ‌‍‌‌​ ‍ ‌ ​​‌‍​‌‌ ‌​‌‍‍​​ ‌‌ ​​‌‍​‌‌‍‌ ‌‍‌‌‌​​‍‌ ‌‌‌‍‍‌‌‍ ​‌‍‌​‌‍‌‌‌ ​‍​‍‌‌​ ‌‌‌​​‍‌‌ ‌‍‍ ‌‍‌‌‌ ‍‌​‍‌‌​ ​ ‌​‌​​‍‌‌​ ​ ‌​‌​​‍‌‌​ ​‍​ ​‍‌‍‌‍‌‍‌​​ ​ ​ ‍‌‌‍‌​‌‍‌​​ ​‌‌‍​‍‌‍​ ​ ‌‍‌‍‌‍​ ​ ​‍‌‌​ ​‍​ ​‍​‍‌‌​ ‌‌‌​‌​​‍ ‍‌ ‌​‌‍​‌‌‍‌ ‌ ​ ​‍‌‌​ ‌‌‌​​‍​ ​ ​‍‌‌​ ‌‌‌​‌​​ ‌‍​‍‌‍​‌‌ ​ ‌‍‌‌‌‌‌‌‌ ​‍‌‍ ​​ ‌‌‍‍​‌ ‌​‌ ‌​‌ ​​‌ ​ ​‍‌‌​ ​ ‌​​‌​‍‌‌​ ​‍‌​‌‍​‍‌‌​ ​‍‌​‌‍‌‍​ ‌‍‍​‌‍‌‌‌‍ ​‌ ​ ‌‍‌‌‌‍​‌‌ ​​‌‍‍‌‌‍‌‌‌ ​‍‌ ​ ​‍ ‍‌ ​ ‌‍​‌‌‍ ‍‌‍‍‌‌ ‌​‌ ‍‌​‍ ‍‌ ​ ‌ ‌​‌ ‌‌‌‍‌​‌‍‍‌‌‍ ​‍‌‍‌‍‍‌‌‍‌​​ ‌‌‍‍​‌‍ ‌‍ ‌‌‍‌‌‌‌​​‌‍​‌‌‍‌ ‌‍‌‌​‍‌‍‌ ‌​‌ ‍‌‌ ​​‌‍‌‌​ ‌‌‍‍​‌‍ ‌‍ ‌‌‍‌‌‌‌​​‌‍​‌‌‍‌ ‌‍‌‌​‍‌‍‌ ​​‌‍​‌‌ ‌​‌‍‍​​ ‌‌ ​​‌‍​‌‌‍‌ ‌‍‌‌‌​​‍‌ ‌‌‌‍‍‌‌‍ ​‌‍‌​‌‍‌‌‌ ​‍​‍‌‌​ ‌‌‌​​‍‌‌ ‌‍‍ ‌‍‌‌‌ ‍‌​‍‌‌​ ​ ‌​‌​​‍‌‌​ ​ ‌​‌​​‍‌‌​ ​‍​ ​‍‌‍‌‍‌‍‌​​ ​ ​ ‍‌‌‍‌​‌‍‌​​ ​‌‌‍​‍‌‍​ ​ ‌‍‌‍‌‍​ ​ ​‍‌‌​ ​‍​ ​‍​‍‌‌​ ‌‌‌​‌​​‍ ‍‌ ‌​‌‍​‌‌‍‌ ‌ ​ ​‍‌‌​ ‌‌‌​​‍​ ​ ​‍‌‌​ ‌‌‌​‌​​‍‌‍‌ ​​‌‍‌‌‌ ​‍‌ ​ ‌ ​​‌‍‌‌‌‍​ ‌ ‌​‌‍‍‌‌ ‌‍‌‍‌‌​ ‌‌ ​​‌ ‌‌‌‍​‍‌‍ ​‌‍‍‌‌ ​ ‌‍‍​‌‍‌‌‌‍‌​​‍​‍‌ ‌
Sports​​​​‌ ‍ ​‍​‍‌‍ ‌ ​‍‌‍‍‌‌‍‌ ‌‍‍‌‌‍ ‍​‍​‍​ ‍‍​‍​‍‌ ​ ‌‍​‌‌‍ ‍‌‍‍‌‌ ‌​‌ ‍‌​‍ ‍‌‍‍‌‌‍ ​‍​‍​‍ ​​‍​‍‌‍‍​‌ ​‍‌‍‌‌‌‍‌‍​‍​‍​ ‍‍​‍​‍‌‍‍​‌ ‌​‌ ‌​‌ ​​‌ ​ ​ ‍‍​‍ ​‍ ‌‍​ ‌‍‍​‌‍‌‌‌‍ ​‌ ​ ‌‍‌‌‌‍​‌‌ ​​‌‍‍‌‌‍‌‌‌ ​‍‌ ​ ​‍ ‍‌ ​ ‌‍​‌‌‍ ‍‌‍‍‌‌ ‌​‌ ‍‌​‍ ‍‌ ​ ‌ ‌​‌ ‌‌‌‍‌​‌‍‍‌‌‍ ​‍ ‌‍‍‌‌‍ ‍‌ ‌​‌‍‌‌‌‍ ‍‌ ‌​​‍ ‌‍‌‌‌‍‌​‌‍‍‌‌ ‌​​‍ ‌‍ ‌‌‍ ‌‍‌​‌‍‌‌​ ‌‌ ​​‌ ​‍‌‍‌‌‌ ​ ‌‍‌‌‌‍ ‍‌ ‌​‌‍​‌‌ ‌​‌‍‍‌‌‍ ‌‍ ‍​ ‍ ‌‍‍‌‌‍‌​​ ‌‌‍‍​‌‍ ‌‍ ‌‌‍‌‌‌‌​​‌‍​‌‌‍‌ ‌‍‌‌​ ‍ ‌ ‌​‌ ‍‌‌ ​​‌‍‌‌​ ‌‌‍‍​‌‍ ‌‍ ‌‌‍‌‌‌‌​​‌‍​‌‌‍‌ ‌‍‌‌​ ‍ ‌ ​​‌‍​‌‌ ‌​‌‍‍​​ ‌‌ ​​‌‍​‌‌‍‌ ‌‍‌‌‌​​‍‌ ‌‌‌‍‍‌‌‍ ​‌‍‌​‌‍‌‌‌ ​‍​‍‌‌​ ‌‌‌​​‍‌‌ ‌‍‍ ‌‍‌‌‌ ‍‌​‍‌‌​ ​ ‌​‌​​‍‌‌​ ​ ‌​‌​​‍‌‌​ ​‍​ ​‍​ ‍‌‌‍‌​​ ‍​‌‍‌​​ ​‌‌‍‌‌​ ​ ‌‍‌‍‌‍​ ​ ​‌‌‍​‌​ ‌ ​‍‌‌​ ​‍​ ​‍​‍‌‌​ ‌‌‌​‌​​‍ ‍‌ ‌​‌‍‍‌‌ ‌​‌‍ ​‌‍‌‌​ ‌‍​‍‌‍​‌‌ ​ ‌‍‌‌‌‌‌‌‌ ​‍‌‍ ​​ ‌‌‍‍​‌ ‌​‌ ‌​‌ ​​‌ ​ ​‍‌‌​ ​ ‌​​‌​‍‌‌​ ​‍‌​‌‍​‍‌‌​ ​‍‌​‌‍‌‍​ ‌‍‍​‌‍‌‌‌‍ ​‌ ​ ‌‍‌‌‌‍​‌‌ ​​‌‍‍‌‌‍‌‌‌ ​‍‌ ​ ​‍ ‍‌ ​ ‌‍​‌‌‍ ‍‌‍‍‌‌ ‌​‌ ‍‌​‍ ‍‌ ​ ‌ ‌​‌ ‌‌‌‍‌​‌‍‍‌‌‍ ​‍‌‍‌‍‍‌‌‍‌​​ ‌‌‍‍​‌‍ ‌‍ ‌‌‍‌‌‌‌​​‌‍​‌‌‍‌ ‌‍‌‌​‍‌‍‌ ‌​‌ ‍‌‌ ​​‌‍‌‌​ ‌‌‍‍​‌‍ ‌‍ ‌‌‍‌‌‌‌​​‌‍​‌‌‍‌ ‌‍‌‌​‍‌‍‌ ​​‌‍​‌‌ ‌​‌‍‍​​ ‌‌ ​​‌‍​‌‌‍‌ ‌‍‌‌‌​​‍‌ ‌‌‌‍‍‌‌‍ ​‌‍‌​‌‍‌‌‌ ​‍​‍‌‌​ ‌‌‌​​‍‌‌ ‌‍‍ ‌‍‌‌‌ ‍‌​‍‌‌​ ​ ‌​‌​​‍‌‌​ ​ ‌​‌​​‍‌‌​ ​‍​ ​‍​ ‍‌‌‍‌​​ ‍​‌‍‌​​ ​‌‌‍‌‌​ ​ ‌‍‌‍‌‍​ ​ ​‌‌‍​‌​ ‌ ​‍‌‌​ ​‍​ ​‍​‍‌‌​ ‌‌‌​‌​​‍ ‍‌ ‌​‌‍‍‌‌ ‌​‌‍ ​‌‍‌‌​‍‌‍‌ ​​‌‍‌‌‌ ​‍‌ ​ ‌ ​​‌‍‌‌‌‍​ ‌ ‌​‌‍‍‌‌ ‌‍‌‍‌‌​ ‌‌ ​​‌ ‌‌‌‍​‍‌‍ ​‌‍‍‌‌ ​ ‌‍‍​‌‍‌‌‌‍‌​​‍​‍‌ ‌
From first-time players to competitive athletes, Chelsea Piers meets
every child where they are. Our expert coaches, clear pathways, and
engaging programs help kids grow skills, confidence, and a lasting
connection to sport.​​​​‌ ‍ ​‍​‍‌‍ ‌ ​‍‌‍‍‌‌‍‌ ‌‍‍‌‌‍ ‍​‍​‍​ ‍‍​‍​‍‌ ​ ‌‍​‌‌‍ ‍‌‍‍‌‌ ‌​‌ ‍‌​‍ ‍‌‍‍‌‌‍ ​‍​‍​‍ ​​‍​‍‌‍‍​‌ ​‍‌‍‌‌‌‍‌‍​‍​‍​ ‍‍​‍​‍‌‍‍​‌ ‌​‌ ‌​‌ ​​‌ ​ ​ ‍‍​‍ ​‍ ‌‍​ ‌‍‍​‌‍‌‌‌‍ ​‌ ​ ‌‍‌‌‌‍​‌‌ ​​‌‍‍‌‌‍‌‌‌ ​‍‌ ​ ​‍ ‍‌ ​ ‌‍​‌‌‍ ‍‌‍‍‌‌ ‌​‌ ‍‌​‍ ‍‌ ​ ‌ ‌​‌ ‌‌‌‍‌​‌‍‍‌‌‍ ​‍ ‌‍‍‌‌‍ ‍‌ ‌​‌‍‌‌‌‍ ‍‌ ‌​​‍ ‌‍‌‌‌‍‌​‌‍‍‌‌ ‌​​‍ ‌‍ ‌‌‍ ‌‍‌​‌‍‌‌​ ‌‌ ​​‌ ​‍‌‍‌‌‌ ​ ‌‍‌‌‌‍ ‍‌ ‌​‌‍​‌‌ ‌​‌‍‍‌‌‍ ‌‍ ‍​ ‍ ‌‍‍‌‌‍‌​​ ‌‌‍‍​‌‍ ‌‍ ‌‌‍‌‌‌‌​​‌‍​‌‌‍‌ ‌‍‌‌​ ‍ ‌ ‌​‌ ‍‌‌ ​​‌‍‌‌​ ‌‌‍‍​‌‍ ‌‍ ‌‌‍‌‌‌‌​​‌‍​‌‌‍‌ ‌‍‌‌​ ‍ ‌ ​​‌‍​‌‌ ‌​‌‍‍​​ ‌‌ ​​‌‍​‌‌‍‌ ‌‍‌‌‌​​‍‌ ‌‌‌‍‍‌‌‍ ​‌‍‌​‌‍‌‌‌ ​‍​‍‌‌​ ‌‌‌​​‍‌‌ ‌‍‍ ‌‍‌‌‌ ‍‌​‍‌‌​ ​ ‌​‌​​‍‌‌​ ​ ‌​‌​​‍‌‌​ ​‍​ ​‍​ ‍‌‌‍‌​​ ‍​‌‍‌​​ ​‌‌‍‌‌​ ​ ‌‍‌‍‌‍​ ​ ​‌‌‍​‌​ ‌ ​‍‌‌​ ​‍​ ​‍​‍‌‌​ ‌‌‌​‌​​‍ ‍‌ ​ ‌ ‌‌‌‍​‍‌ ‌​‌‍‍‌‌ ‌​‌‍ ​‌‍‌‌​ ‌‍​‍‌‍​‌‌ ​ ‌‍‌‌‌‌‌‌‌ ​‍‌‍ ​​ ‌‌‍‍​‌ ‌​‌ ‌​‌ ​​‌ ​ ​‍‌‌​ ​ ‌​​‌​‍‌‌​ ​‍‌​‌‍​‍‌‌​ ​‍‌​‌‍‌‍​ ‌‍‍​‌‍‌‌‌‍ ​‌ ​ ‌‍‌‌‌‍​‌‌ ​​‌‍‍‌‌‍‌‌‌ ​‍‌ ​ ​‍ ‍‌ ​ ‌‍​‌‌‍ ‍‌‍‍‌‌ ‌​‌ ‍‌​‍ ‍‌ ​ ‌ ‌​‌ ‌‌‌‍‌​‌‍‍‌‌‍ ​‍‌‍‌‍‍‌‌‍‌​​ ‌‌‍‍​‌‍ ‌‍ ‌‌‍‌‌‌‌​​‌‍​‌‌‍‌ ‌‍‌‌​‍‌‍‌ ‌​‌ ‍‌‌ ​​‌‍‌‌​ ‌‌‍‍​‌‍ ‌‍ ‌‌‍‌‌‌‌​​‌‍​‌‌‍‌ ‌‍‌‌​‍‌‍‌ ​​‌‍​‌‌ ‌​‌‍‍​​ ‌‌ ​​‌‍​‌‌‍‌ ‌‍‌‌‌​​‍‌ ‌‌‌‍‍‌‌‍ ​‌‍‌​‌‍‌‌‌ ​‍​‍‌‌​ ‌‌‌​​‍‌‌ ‌‍‍ ‌‍‌‌‌ ‍‌​‍‌‌​ ​ ‌​‌​​‍‌‌​ ​ ‌​‌​​‍‌‌​ ​‍​ ​‍​ ‍‌‌‍‌​​ ‍​‌‍‌​​ ​‌‌‍‌‌​ ​ ‌‍‌‍‌‍​ ​ ​‌‌‍​‌​ ‌ ​‍‌‌​ ​‍​ ​‍​‍‌‌​ ‌‌‌​‌​​‍ ‍‌ ​ ‌ ‌‌‌‍​‍‌ ‌​‌‍‍‌‌ ‌​‌‍ ​‌‍‌‌​‍‌‍‌ ​​‌‍‌‌‌ ​‍‌ ​ ‌ ​​‌‍‌‌‌‍​ ‌ ‌​‌‍‍‌‌ ‌‍‌‍‌‌​ ‌‌ ​​‌ ‌‌‌‍​‍‌‍ ​‌‍‍‌‌ ​ ‌‍‍​‌‍‌‌‌‍‌​​‍​‍‌ ‌
Fan Favorites​​​​‌ ‍ ​‍​‍‌‍ ‌ ​‍‌‍‍‌‌‍‌ ‌‍‍‌‌‍ ‍​‍​‍​ ‍‍​‍​‍‌ ​ ‌‍​‌‌‍ ‍‌‍‍‌‌ ‌​‌ ‍‌​‍ ‍‌‍‍‌‌‍ ​‍​‍​‍ ​​‍​‍‌‍‍​‌ ​‍‌‍‌‌‌‍‌‍​‍​‍​ ‍‍​‍​‍‌‍‍​‌ ‌​‌ ‌​‌ ​​‌ ​ ​ ‍‍​‍ ​‍ ‌‍​ ‌‍‍​‌‍‌‌‌‍ ​‌ ​ ‌‍‌‌‌‍​‌‌ ​​‌‍‍‌‌‍‌‌‌ ​‍‌ ​ ​‍ ‍‌ ​ ‌‍​‌‌‍ ‍‌‍‍‌‌ ‌​‌ ‍‌​‍ ‍‌ ​ ‌ ‌​‌ ‌‌‌‍‌​‌‍‍‌‌‍ ​‍ ‌‍‍‌‌‍ ‍‌ ‌​‌‍‌‌‌‍ ‍‌ ‌​​‍ ‌‍‌‌‌‍‌​‌‍‍‌‌ ‌​​‍ ‌‍ ‌‌‍ ‌‍‌​‌‍‌‌​ ‌‌ ​​‌ ​‍‌‍‌‌‌ ​ ‌‍‌‌‌‍ ‍‌ ‌​‌‍​‌‌ ‌​‌‍‍‌‌‍ ‌‍ ‍​ ‍ ‌‍‍‌‌‍‌​​ ‌‌‍‍​‌‍ ‌‍ ‌‌‍‌‌‌‌​​‌‍​‌‌‍‌ ‌‍‌‌​ ‍ ‌ ‌​‌ ‍‌‌ ​​‌‍‌‌​ ‌‌‍‍​‌‍ ‌‍ ‌‌‍‌‌‌‌​​‌‍​‌‌‍‌ ‌‍‌‌​ ‍ ‌ ​​‌‍​‌‌ ‌​‌‍‍​​ ‌‌ ​​‌‍​‌‌‍‌ ‌‍‌‌‌​​‍‌ ‌‌‌‍‍‌‌‍ ​‌‍‌​‌‍‌‌‌ ​‍​‍‌‌​ ‌‌‌​​‍‌‌ ‌‍‍ ‌‍‌‌‌ ‍‌​‍‌‌​ ​ ‌​‌​​‍‌‌​ ​ ‌​‌​​‍‌‌​ ​‍​ ​‍​ ‍‌‌‍‌​​ ‍​‌‍‌​​ ​‌‌‍‌‌​ ​ ‌‍‌‍‌‍​ ​ ​‌‌‍​‌​ ‌ ​‍‌‌​ ​‍​ ​‍​‍‌‌​ ‌‌‌​‌​​‍ ‍‌ ‌​‌‍​‌‌‍​‍‌ ​ ​‍‌‌​ ‌‌‌​​‍‌‌ ‌‍‍ ‌‍‌‌‌ ‍‌​‍‌‌​ ​ ‌​‌​​‍‌‌​ ​ ‌​‌​​‍‌‌​ ​‍​ ​‍​ ​​​ ​​‌‍‌‌​ ‍​​ ​​‌‍​ ​ ‍‌​ ‍‌‌‍​ ​ ​‌​ ​‌​ ‍‌​‍‌‌​ ​‍​ ​‍​‍‌‌​ ‌‌‌​‌​​‍ ‍‌ ‌​‌‍‍‌‌ ‌​‌‍ ​‌‍‌‌​ ‌‍​‍‌‍​‌‌ ​ ‌‍‌‌‌‌‌‌‌ ​‍‌‍ ​​ ‌‌‍‍​‌ ‌​‌ ‌​‌ ​​‌ ​ ​‍‌‌​ ​ ‌​​‌​‍‌‌​ ​‍‌​‌‍​‍‌‌​ ​‍‌​‌‍‌‍​ ‌‍‍​‌‍‌‌‌‍ ​‌ ​ ‌‍‌‌‌‍​‌‌ ​​‌‍‍‌‌‍‌‌‌ ​‍‌ ​ ​‍ ‍‌ ​ ‌‍​‌‌‍ ‍‌‍‍‌‌ ‌​‌ ‍‌​‍ ‍‌ ​ ‌ ‌​‌ ‌‌‌‍‌​‌‍‍‌‌‍ ​‍‌‍‌‍‍‌‌‍‌​​ ‌‌‍‍​‌‍ ‌‍ ‌‌‍‌‌‌‌​​‌‍​‌‌‍‌ ‌‍‌‌​‍‌‍‌ ‌​‌ ‍‌‌ ​​‌‍‌‌​ ‌‌‍‍​‌‍ ‌‍ ‌‌‍‌‌‌‌​​‌‍​‌‌‍‌ ‌‍‌‌​‍‌‍‌ ​​‌‍​‌‌ ‌​‌‍‍​​ ‌‌ ​​‌‍​‌‌‍‌ ‌‍‌‌‌​​‍‌ ‌‌‌‍‍‌‌‍ ​‌‍‌​‌‍‌‌‌ ​‍​‍‌‌​ ‌‌‌​​‍‌‌ ‌‍‍ ‌‍‌‌‌ ‍‌​‍‌‌​ ​ ‌​‌​​‍‌‌​ ​ ‌​‌​​‍‌‌​ ​‍​ ​‍​ ‍‌‌‍‌​​ ‍​‌‍‌​​ ​‌‌‍‌‌​ ​ ‌‍‌‍‌‍​ ​ ​‌‌‍​‌​ ‌ ​‍‌‌​ ​‍​ ​‍​‍‌‌​ ‌‌‌​‌​​‍ ‍‌ ‌​‌‍​‌‌‍​‍‌ ​ ​‍‌‌​ ‌‌‌​​‍‌‌ ‌‍‍ ‌‍‌‌‌ ‍‌​‍‌‌​ ​ ‌​‌​​‍‌‌​ ​ ‌​‌​​‍‌‌​ ​‍​ ​‍​ ​​​ ​​‌‍‌‌​ ‍​​ ​​‌‍​ ​ ‍‌​ ‍‌‌‍​ ​ ​‌​ ​‌​ ‍‌​‍‌‌​ ​‍​ ​‍​‍‌‌​ ‌‌‌​‌​​‍ ‍‌ ‌​‌‍‍‌‌ ‌​‌‍ ​‌‍‌‌​‍‌‍‌ ​​‌‍‌‌‌ ​‍‌ ​ ‌ ​​‌‍‌‌‌‍​ ‌ ‌​‌‍‍‌‌ ‌‍‌‍‌‌​ ‌‌ ​​‌ ‌‌‌‍​‍‌‍ ​‌‍‍‌‌ ​ ‌‍‍​‌‍‌‌‌‍‌​​‍​‍‌ ‌ All Sports​​​​‌ ‍ ​‍​‍‌‍ ‌ ​‍‌‍‍‌‌‍‌ ‌‍‍‌‌‍ ‍​‍​‍​ ‍‍​‍​‍‌ ​ ‌‍​‌‌‍ ‍‌‍‍‌‌ ‌​‌ ‍‌​‍ ‍‌‍‍‌‌‍ ​‍​‍​‍ ​​‍​‍‌‍‍​‌ ​‍‌‍‌‌‌‍‌‍​‍​‍​ ‍‍​‍​‍‌‍‍​‌ ‌​‌ ‌​‌ ​​‌ ​ ​ ‍‍​‍ ​‍ ‌‍​ ‌‍‍​‌‍‌‌‌‍ ​‌ ​ ‌‍‌‌‌‍​‌‌ ​​‌‍‍‌‌‍‌‌‌ ​‍‌ ​ ​‍ ‍‌ ​ ‌‍​‌‌‍ ‍‌‍‍‌‌ ‌​‌ ‍‌​‍ ‍‌ ​ ‌ ‌​‌ ‌‌‌‍‌​‌‍‍‌‌‍ ​‍ ‌‍‍‌‌‍ ‍‌ ‌​‌‍‌‌‌‍ ‍‌ ‌​​‍ ‌‍‌‌‌‍‌​‌‍‍‌‌ ‌​​‍ ‌‍ ‌‌‍ ‌‍‌​‌‍‌‌​ ‌‌ ​​‌ ​‍‌‍‌‌‌ ​ ‌‍‌‌‌‍ ‍‌ ‌​‌‍​‌‌ ‌​‌‍‍‌‌‍ ‌‍ ‍​ ‍ ‌‍‍‌‌‍‌​​ ‌‌‍‍​‌‍ ‌‍ ‌‌‍‌‌‌‌​​‌‍​‌‌‍‌ ‌‍‌‌​ ‍ ‌ ‌​‌ ‍‌‌ ​​‌‍‌‌​ ‌‌‍‍​‌‍ ‌‍ ‌‌‍‌‌‌‌​​‌‍​‌‌‍‌ ‌‍‌‌​ ‍ ‌ ​​‌‍​‌‌ ‌​‌‍‍​​ ‌‌ ​​‌‍​‌‌‍‌ ‌‍‌‌‌​​‍‌ ‌‌‌‍‍‌‌‍ ​‌‍‌​‌‍‌‌‌ ​‍​‍‌‌​ ‌‌‌​​‍‌‌ ‌‍‍ ‌‍‌‌‌ ‍‌​‍‌‌​ ​ ‌​‌​​‍‌‌​ ​ ‌​‌​​‍‌‌​ ​‍​ ​‍​ ‍‌‌‍‌​​ ‍​‌‍‌​​ ​‌‌‍‌‌​ ​ ‌‍‌‍‌‍​ ​ ​‌‌‍​‌​ ‌ ​‍‌‌​ ​‍​ ​‍​‍‌‌​ ‌‌‌​‌​​‍ ‍‌ ‌​‌‍​‌‌‍​‍‌ ​ ​‍‌‌​ ‌‌‌​​‍‌‌ ‌‍‍ ‌‍‌‌‌ ‍‌​‍‌‌​ ​ ‌​‌​​‍‌‌​ ​ ‌​‌​​‍‌‌​ ​‍​ ​‍​ ‌‌‌‍​ ‌‍‌‍‌‍‌‍​ ‌​​ ‍​​ ​ ‌‍​‍​ ​‍​ ​‌​ ‌ ​ ‌​​ ‌ ‌‍‌​​ ​‍‌‍​‍​ ‍‌​ ‌‍‌‍​‌​ ​‌​ ‍‌​ ‌‌‌‍​‌‌‍‌​​ ​‍​ ​‍​ ​‍​ ​‍​ ​​​ ​‍‌‍​‍​ ​​​‍‌‌​ ​‍​ ​‍​‍‌‌​ ‌‌‌​‌​​‍ ‍‌ ‌​‌‍‍‌‌ ‌​‌‍ ​‌‍‌‌​ ‌‍​‍‌‍​‌‌ ​ ‌‍‌‌‌‌‌‌‌ ​‍‌‍ ​​ ‌‌‍‍​‌ ‌​‌ ‌​‌ ​​‌ ​ ​‍‌‌​ ​ ‌​​‌​‍‌‌​ ​‍‌​‌‍​‍‌‌​ ​‍‌​‌‍‌‍​ ‌‍‍​‌‍‌‌‌‍ ​‌ ​ ‌‍‌‌‌‍​‌‌ ​​‌‍‍‌‌‍‌‌‌ ​‍‌ ​ ​‍ ‍‌ ​ ‌‍​‌‌‍ ‍‌‍‍‌‌ ‌​‌ ‍‌​‍ ‍‌ ​ ‌ ‌​‌ ‌‌‌‍‌​‌‍‍‌‌‍ ​‍‌‍‌‍‍‌‌‍‌​​ ‌‌‍‍​‌‍ ‌‍ ‌‌‍‌‌‌‌​​‌‍​‌‌‍‌ ‌‍‌‌​‍‌‍‌ ‌​‌ ‍‌‌ ​​‌‍‌‌​ ‌‌‍‍​‌‍ ‌‍ ‌‌‍‌‌‌‌​​‌‍​‌‌‍‌ ‌‍‌‌​‍‌‍‌ ​​‌‍​‌‌ ‌​‌‍‍​​ ‌‌ ​​‌‍​‌‌‍‌ ‌‍‌‌‌​​‍‌ ‌‌‌‍‍‌‌‍ ​‌‍‌​‌‍‌‌‌ ​‍​‍‌‌​ ‌‌‌​​‍‌‌ ‌‍‍ ‌‍‌‌‌ ‍‌​‍‌‌​ ​ ‌​‌​​‍‌‌​ ​ ‌​‌​​‍‌‌​ ​‍​ ​‍​ ‍‌‌‍‌​​ ‍​‌‍‌​​ ​‌‌‍‌‌​ ​ ‌‍‌‍‌‍​ ​ ​‌‌‍​‌​ ‌ ​‍‌‌​ ​‍​ ​‍​‍‌‌​ ‌‌‌​‌​​‍ ‍‌ ‌​‌‍​‌‌‍​‍‌ ​ ​‍‌‌​ ‌‌‌​​‍‌‌ ‌‍‍ ‌‍‌‌‌ ‍‌​‍‌‌​ ​ ‌​‌​​‍‌‌​ ​ ‌​‌​​‍‌‌​ ​‍​ ​‍​ ‌‌‌‍​ ‌‍‌‍‌‍‌‍​ ‌​​ ‍​​ ​ ‌‍​‍​ ​‍​ ​‌​ ‌ ​ ‌​​ ‌ ‌‍‌​​ ​‍‌‍​‍​ ‍‌​ ‌‍‌‍​‌​ ​‌​ ‍‌​ ‌‌‌‍​‌‌‍‌​​ ​‍​ ​‍​ ​‍​ ​‍​ ​​​ ​‍‌‍​‍​ ​​​‍‌‌​ ​‍​ ​‍​‍‌‌​ ‌‌‌​‌​​‍ ‍‌ ‌​‌‍‍‌‌ ‌​‌‍ ​‌‍‌‌​‍‌‍‌ ​​‌‍‌‌‌ ​‍‌ ​ ‌ ​​‌‍‌‌‌‍​ ‌ ‌​‌‍‍‌‌ ‌‍‌‍‌‌​ ‌‌ ​​‌ ‌‌‌‍​‍‌‍ ​‌‍‍‌‌ ​ ‌‍‍​‌‍‌‌‌‍‌​​‍​‍‌ ‌